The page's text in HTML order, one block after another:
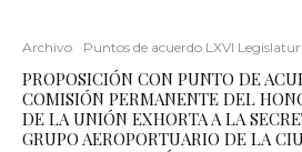
Archivo Puntos de acuerdo LXVI
PROPOSICIÓN CON PUNTO DE
COMISIÓN PERMANENTE DEL
DE LA UNIÓN EXHORTA A LA
GRUPO AEROPORTUARIO DE LA